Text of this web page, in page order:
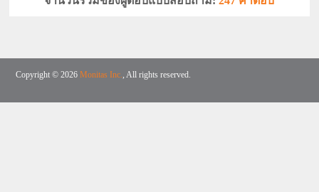
Copyright © 2026Monitas Inc., All rights reserved.